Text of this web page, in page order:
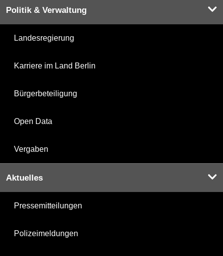
Politik & Verwaltung
Landesregierung
Karriere im Land Berlin
Bürgerbeteiligung
Open Data
Vergaben
Aktuelles
Pressemitteilungen
Polizeimeldungen